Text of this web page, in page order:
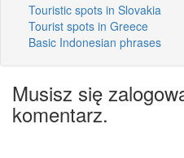
Touristic spots in Slovakia
Tourist spots in Greece
Basic Indonesian phrases
Musisz się
komentarz.